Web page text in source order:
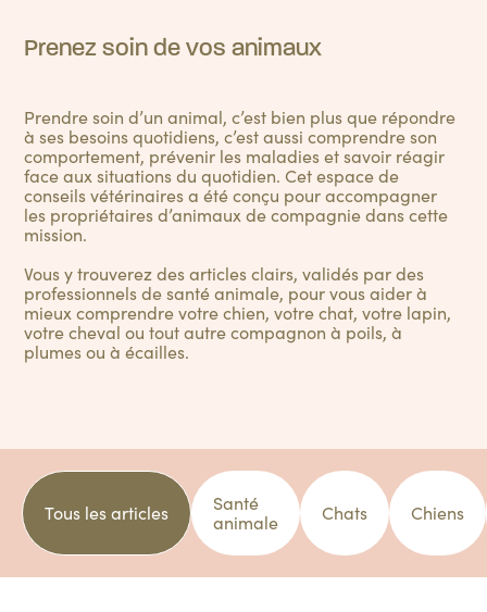
Prenez soin de vos animaux
Prendre soin d’un animal, c’est bien plus que répondre
à ses besoins quotidiens, c’est aussi comprendre son
comportement, prévenir les maladies et savoir réagir
face aux situations du quotidien. Cet espace de
conseils vétérinaires a été conçu pour accompagner
les propriétaires d’animaux de compagnie dans cette
mission.
Vous y trouverez des articles clairs, validés par des
professionnels de santé animale, pour vous aider à
mieux comprendre votre chien, votre chat, votre lapin,
votre cheval ou tout autre compagnon à poils, à
plumes ou à écailles.
Tous les articles
Santé
animale
Chats Chiens